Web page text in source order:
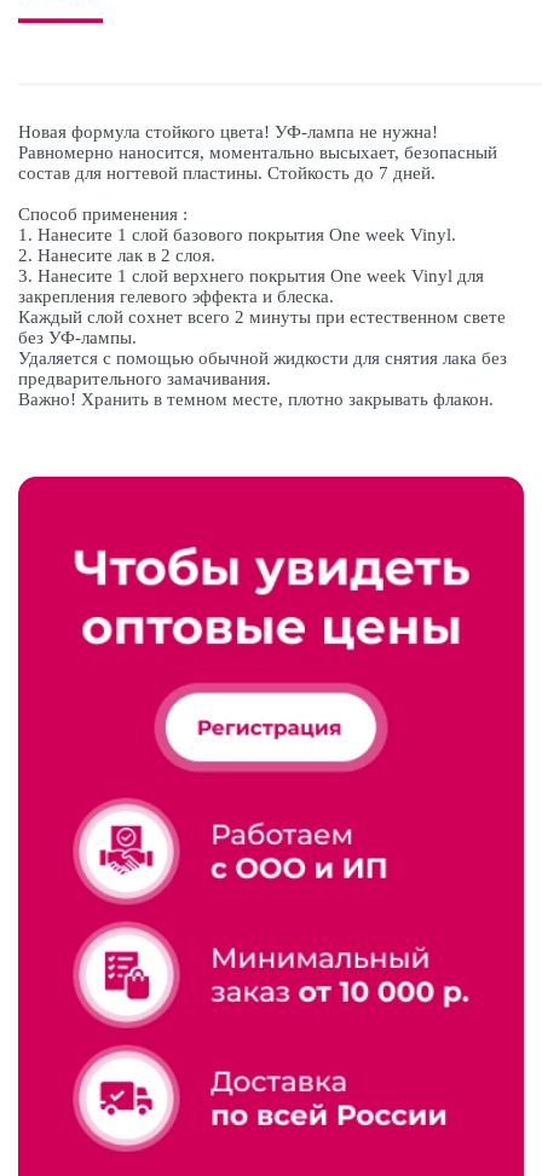
Новая формула стойкого цвета! УФ-лампа не нужна!
Равномерно наносится, моментально высыхает, безопасный
состав для ногтевой пластины. Стойкость до 7 дней.
Способ применения :
1. Нанесите 1 слой базового покрытия One week Vinyl.
2. Нанесите лак в 2 слоя.
3. Нанесите 1 слой верхнего покрытия One week Vinyl для
закрепления гелевого эффекта и блеска.
Каждый слой сохнет всего 2 минуты при естественном свете
без УФ-лампы.
Удаляется с помощью обычной жидкости для снятия лака без
предварительного замачивания.
Важно! Хранить в темном месте, плотно закрывать флакон.